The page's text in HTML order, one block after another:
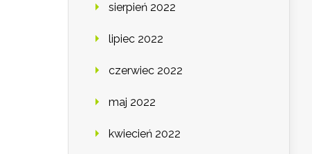
sierpień 2022
lipiec 2022
czerwiec 2022
maj 2022
kwiecień 2022